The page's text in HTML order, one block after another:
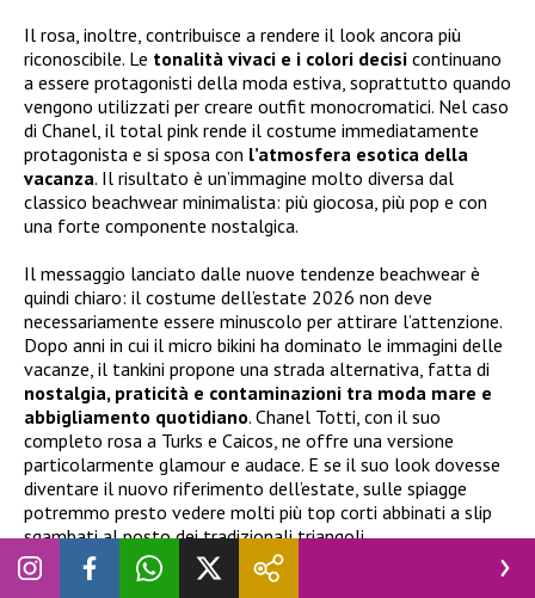
Il rosa, inoltre, contribuisce a rendere il look ancora più
riconoscibile. Le tonalità vivaci e i colori decisi continuano
a essere protagonisti della moda estiva, soprattutto quando
vengono utilizzati per creare outfit monocromatici. Nel caso
di Chanel, il total pink rende il costume immediatamente
protagonista e si sposa con l’atmosfera esotica della
vacanza. Il risultato è un’immagine molto diversa dal
classico beachwear minimalista: più giocosa, più pop e con
una forte componente nostalgica.
Il messaggio lanciato dalle nuove tendenze beachwear è
quindi chiaro: il costume dell’estate 2026 non deve
necessariamente essere minuscolo per attirare l’attenzione.
Dopo anni in cui il micro bikini ha dominato le immagini delle
vacanze, il tankini propone una strada alternativa, fatta di
nostalgia, praticità e contaminazioni tra moda mare e
abbigliamento quotidiano. Chanel Totti, con il suo
completo rosa a Turks e Caicos, ne offre una versione
particolarmente glamour e audace. E se il suo look dovesse
diventare il nuovo riferimento dell’estate, sulle spiagge
potremmo presto vedere molti più top corti abbinati a slip
sgambati al posto dei tradizionali triangoli.